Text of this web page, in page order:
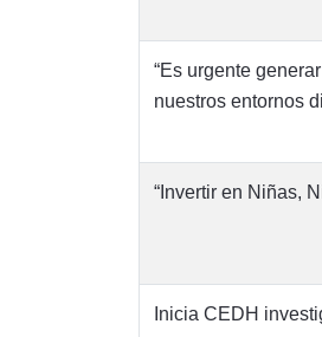
“Es urgente
nuestros entornos
“Invertir en Niñas,
Inicia CEDH